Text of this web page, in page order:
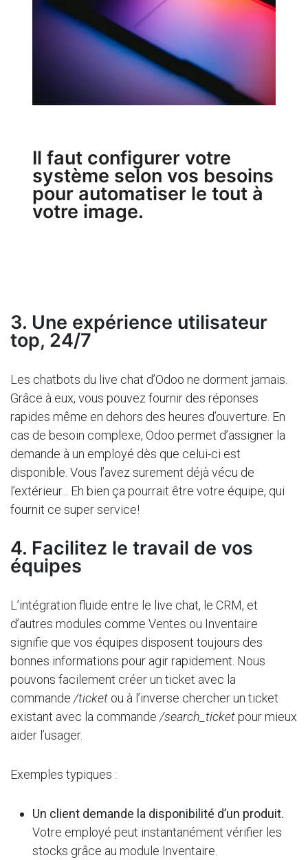
Il faut configurer votre
système selon vos besoins
pour automatiser le tout à
votre image.
3. Une expérience utilisateur
top, 24/7
Les chatbots du live chat d’Odoo ne dorment jamais.
Grâce à eux, vous pouvez fournir des réponses
rapides même en dehors des heures d’ouverture. En
cas de besoin complexe, Odoo permet d’assigner la
demande à un employé dès que celui-ci est
disponible. Vous l’avez surement déjà vécu de
l’extérieur... Eh bien ça pourrait être votre équipe, qui
fournit ce super service!
4. Facilitez le travail de vos
équipes
L’intégration fluide entre le live chat, le CRM, et
d’autres modules comme Ventes ou Inventaire
signifie que vos équipes disposent toujours des
bonnes informations pour agir rapidement. Nous
pouvons facilement créer un ticket avec la
commande /ticket ou à l’inverse chercher un ticket
existant avec la commande /search_ticketpour mieux
aider l’usager.
Exemples typiques :
Un client demande la disponibilité d’un produit.
Votre employé peut instantanément vérifier les
stocks grâce au module Inventaire.